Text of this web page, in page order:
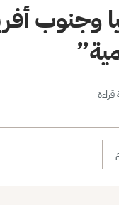
وجنوب